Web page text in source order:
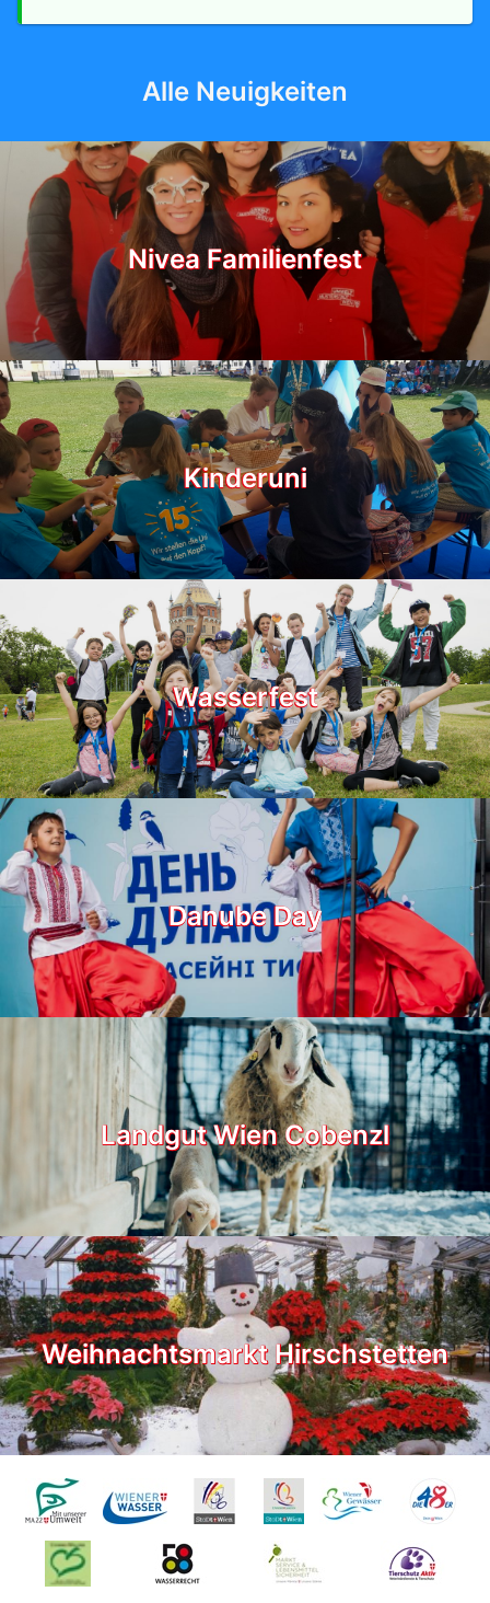
Alle Neuigkeiten
Nivea Familienfest
Kinderuni
Wasserfest
Danube Day
Landgut Wien Cobenzl
Weihnachtsmarkt Hirschstetten